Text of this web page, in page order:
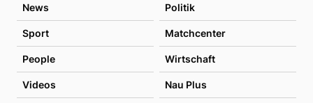
News Politik
Sport Matchcenter
People Wirtschaft
Videos Nau Plus